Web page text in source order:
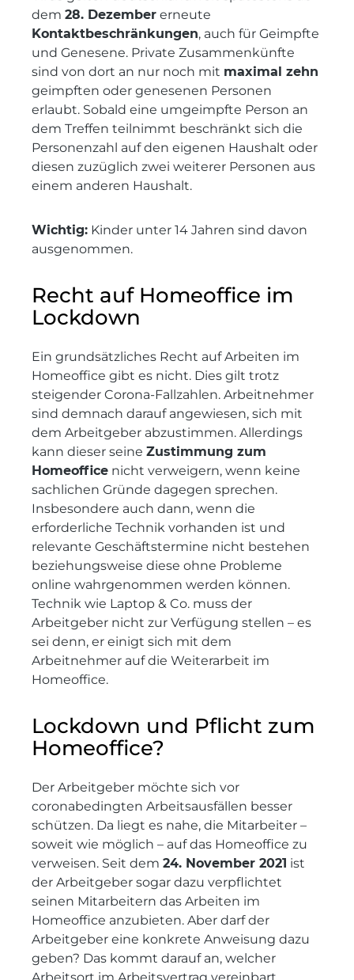
dem 28. Dezember erneute
Kontaktbeschränkungen, auch für Geimpfte
und Genesene. Private Zusammenkünfte
sind von dort an nur noch mit maximal zehn
geimpften oder genesenen Personen
erlaubt. Sobald eine umgeimpfte Person an
dem Treffen teilnimmt beschränkt sich die
Personenzahl auf den eigenen Haushalt oder
diesen zuzüglich zwei weiterer Personen aus
einem anderen Haushalt.
Wichtig: Kinder unter 14 Jahren sind davon
ausgenommen.
Recht auf Homeoffice im
Lockdown
Ein grundsätzliches Recht auf Arbeiten im
Homeoffice gibt es nicht. Dies gilt trotz
steigender Corona-Fallzahlen. Arbeitnehmer
sind demnach darauf angewiesen, sich mit
dem Arbeitgeber abzustimmen. Allerdings
kann dieser seine Zustimmung zum
Homeoffice nicht verweigern, wenn keine
sachlichen Gründe dagegen sprechen.
Insbesondere auch dann, wenn die
erforderliche Technik vorhanden ist und
relevante Geschäftstermine nicht bestehen
beziehungsweise diese ohne Probleme
online wahrgenommen werden können.
Technik wie Laptop & Co. muss der
Arbeitgeber nicht zur Verfügung stellen – es
sei denn, er einigt sich mit dem
Arbeitnehmer auf die Weiterarbeit im
Homeoffice.
Lockdown und Pflicht zum
Homeoffice?
Der Arbeitgeber möchte sich vor
coronabedingten Arbeitsausfällen besser
schützen. Da liegt es nahe, die Mitarbeiter –
soweit wie möglich – auf das Homeoffice zu
verweisen. Seit dem 24. November 2021 ist
der Arbeitgeber sogar dazu verpflichtet
seinen Mitarbeitern das Arbeiten im
Homeoffice anzubieten. Aber darf der
Arbeitgeber eine konkrete Anweisung dazu
geben? Das kommt darauf an, welcher